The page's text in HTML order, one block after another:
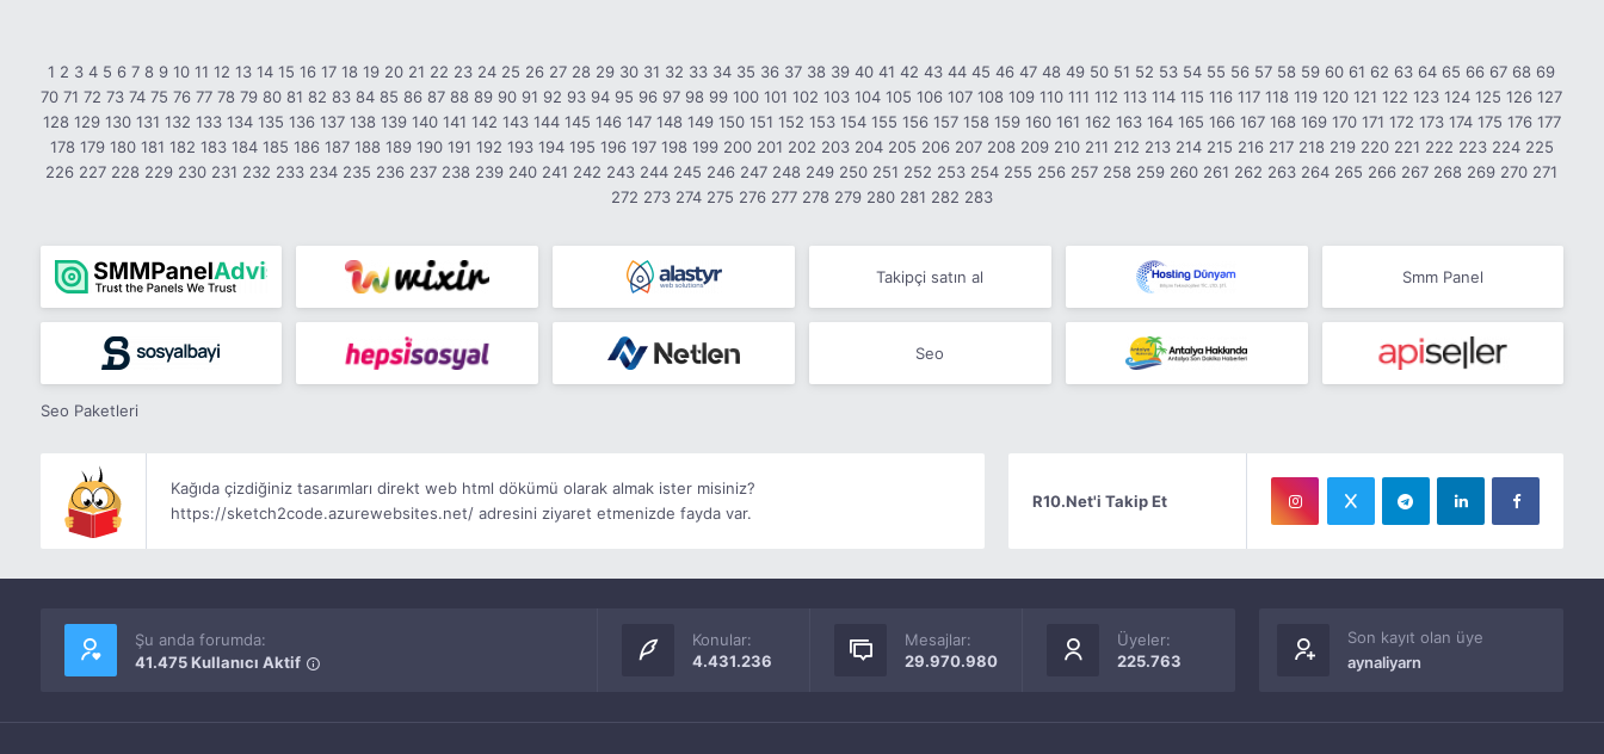
1 2 3 4 5 6 7 8 9 10 11 12 13 14 15 16 17 18 19 20 21 22 23 24 25 26 27 28 29 30 31 32 33 34 35 36 37 38 39 40 41 42 43 44 45 46 47 48 49 50 51 52 53 54 55 56 57 58 59 60 61 62 63 64 65 66 67 68 69
70 71 72 73 74 75 76 77 78 79 80 81 82 83 84 85 86 87 88 89 90 91 92 93 94 95 96 97 98 99 100 101 102 103 104 105 106 107 108 109 110 111 112 113 114 115 116 117 118 119 120 121 122 123 124 125 126 127
128 129 130 131 132 133 134 135 136 137 138 139 140 141 142 143 144 145 146 147 148 149 150 151 152 153 154 155 156 157 158 159 160 161 162 163 164 165 166 167 168 169 170 171 172 173 174 175 176 177
178 179 180 181 182 183 184 185 186 187 188 189 190 191 192 193 194 195 196 197 198 199 200 201 202 203 204 205 206 207 208 209 210 211 212 213 214 215 216 217 218 219 220 221 222 223 224 225
226 227 228 229 230 231 232 233 234 235 236 237 238 239 240 241 242 243 244 245 246 247 248 249 250 251 252 253 254 255 256 257 258 259 260 261 262 263 264 265 266 267 268 269 270 271
272 273 274 275 276 277 278 279 280 281 282 283
Takipçi satın al Smm Panel
Seo
Seo Paketleri
Kağıda çizdiğiniz tasarımları direkt web html dökümü olarak almak ister misiniz?
https://sketch2code.azurewebsites.net/ adresini ziyaret etmenizde fayda var.
R10.Net'i Takip Et
Şu anda forumda:
41.475 Kullanıcı Aktif
Konular:
4.431.236
Mesajlar:
29.970.980
Üyeler:
225.763
Son kayıt olan üye
aynaliyarn